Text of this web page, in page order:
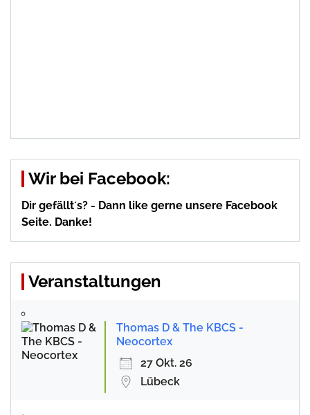
Wir bei Facebook:
Dir gefällt´s? - Dann like gerne unsere Facebook
Seite. Danke!
Veranstaltungen
Thomas D & The KBCS -
Neocortex
27 Okt. 26
Lübeck